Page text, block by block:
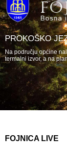
PROKOŠKO
Na području općine
termalni izvor, a na
FOJNICA LIVE